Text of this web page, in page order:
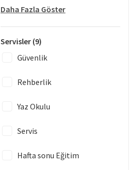
Daha Fazla Göster
Servisler (9)
Güvenlik
Rehberlik
Yaz Okulu
Servis
Hafta sonu Eğitim